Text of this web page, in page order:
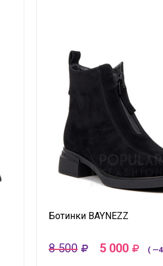
Ботинки BAYNEZZ
8 500 5 000 (